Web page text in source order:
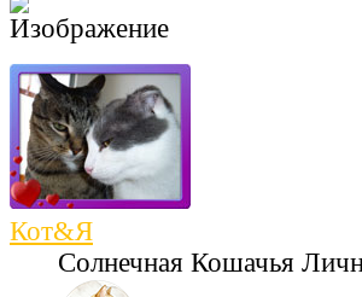
Кот&Я
Солнечная Кошачья